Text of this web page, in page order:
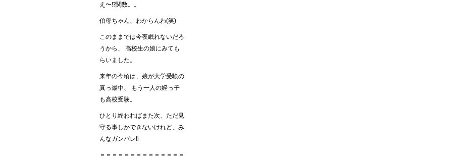
え〜⁉︎関数。。
伯母ちゃん、わからんわ(笑)
このままでは今夜眠れないだろ
うから、 高校生の娘にみても
らいました。
来年の今頃は、娘が大学受験の
真っ最中、 もう一人の姪っ子
も高校受験。
ひとり終わればまた次、ただ見
守る事しかできないけれど、み
んなガンバレ‼︎
＝＝＝＝＝＝＝＝＝＝＝＝＝＝